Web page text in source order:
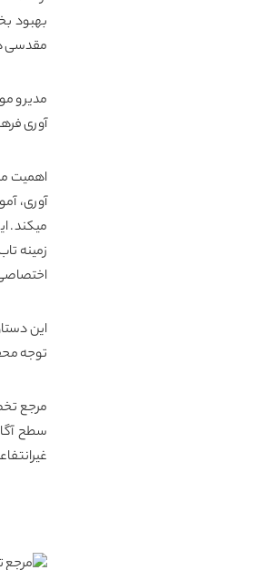
بهبود
مقدسی هم اکنون با
مدیر و
آوری
اهمیت
آوری،
میکند.
زمینه
این
توجه
مرجع
سطح